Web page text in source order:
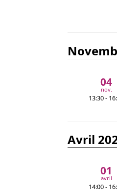
04
nov.
13:30 -
avril
01
avril
14:00 -